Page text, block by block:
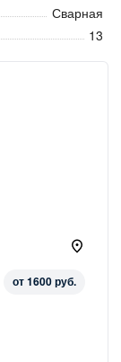
Сварная
13
от 1600 руб.